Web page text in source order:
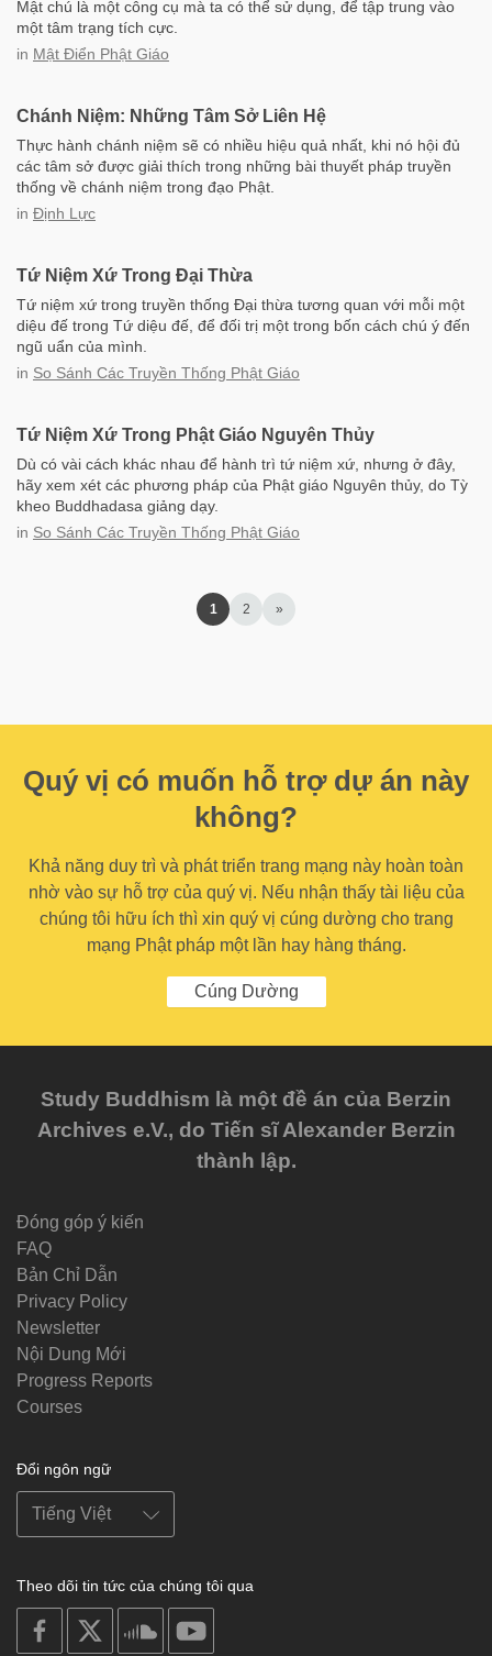
Mật chú là một công cụ mà ta có thể sử dụng, để tập trung vào
một tâm trạng tích cực.
in Mật Điển Phật Giáo
Chánh Niệm: Những Tâm Sở Liên Hệ
Thực hành chánh niệm sẽ có nhiều hiệu quả nhất, khi nó hội đủ
các tâm sở được giải thích trong những bài thuyết pháp truyền
thống về chánh niệm trong đạo Phật.
in Định Lực
Tứ Niệm Xứ Trong Đại Thừa
Tứ niệm xứ trong truyền thống Đại thừa tương quan với mỗi một
diệu đế trong Tứ diệu đế, để đối trị một trong bốn cách chú ý đến
ngũ uẩn của mình.
in So Sánh Các Truyền Thống Phật Giáo
Tứ Niệm Xứ Trong Phật Giáo Nguyên Thủy
Dù có vài cách khác nhau để hành trì tứ niệm xứ, nhưng ở đây,
hãy xem xét các phương pháp của Phật giáo Nguyên thủy, do Tỳ
kheo Buddhadasa giảng dạy.
in So Sánh Các Truyền Thống Phật Giáo
1 2 »
Quý vị có muốn hỗ trợ dự án này
không?
Khả năng duy trì và phát triển trang mạng này hoàn toàn
nhờ vào sự hỗ trợ của quý vị. Nếu nhận thấy tài liệu của
chúng tôi hữu ích thì xin quý vị cúng dường cho trang
mạng Phật pháp một lần hay hàng tháng.
Cúng Dường
Study Buddhism là một đề án của Berzin
Archives e.V., do Tiến sĩ Alexander Berzin
thành lập.
Đóng góp ý kiến
FAQ
Bản Chỉ Dẫn
Privacy Policy
Newsletter
Nội Dung Mới
Progress Reports
Courses
Đổi ngôn ngữ
Theo dõi tin tức của chúng tôi qua
on
facebook
soundcloud